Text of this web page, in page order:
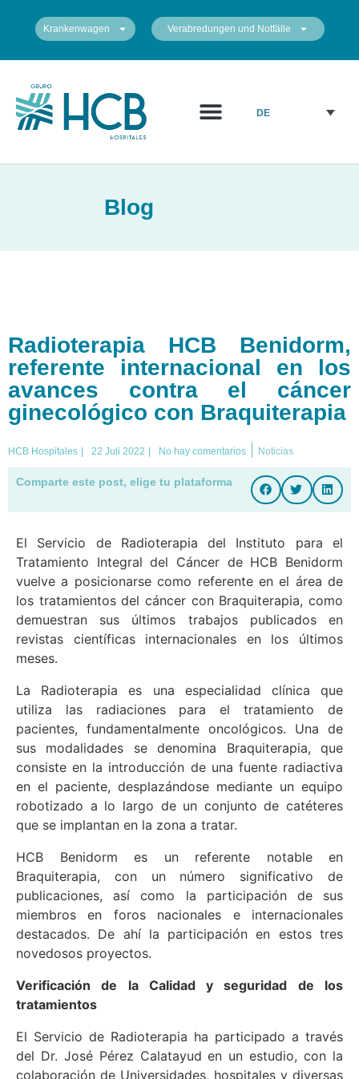
Krankenwagen Verabredungen und Notfälle
DE
Blog
Radioterapia HCB Benidorm,
referente internacional en los
avances contra el cáncer
ginecológico con Braquiterapia
HCB Hospitales | 22 Juli 2022 | No hay comentarios Noticias
Comparte este post, elige tu plataforma
El Servicio de Radioterapia del Instituto para el
Tratamiento Integral del Cáncer de HCB Benidorm
vuelve a posicionarse como referente en el área de
los tratamientos del cáncer con Braquiterapia, como
demuestran sus últimos trabajos publicados en
revistas científicas internacionales en los últimos
meses.
La Radioterapia es una especialidad clínica que
utiliza las radiaciones para el tratamiento de
pacientes, fundamentalmente oncológicos. Una de
sus modalidades se denomina Braquiterapia, que
consiste en la introducción de una fuente radiactiva
en el paciente, desplazándose mediante un equipo
robotizado a lo largo de un conjunto de catéteres
que se implantan en la zona a tratar.
HCB Benidorm es un referente notable en
Braquiterapia, con un número significativo de
publicaciones, así como la participación de sus
miembros en foros nacionales e internacionales
destacados. De ahí la participación en estos tres
novedosos proyectos.
Verificación de la Calidad y seguridad de los
tratamientos
El Servicio de Radioterapia ha participado a través
del Dr. José Pérez Calatayud en un estudio, con la
colaboración de Universidades, hospitales y diversas